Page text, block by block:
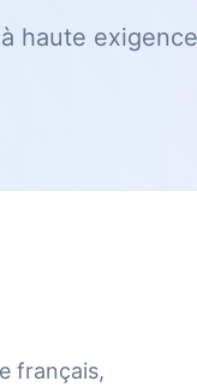
haute exigence
français,